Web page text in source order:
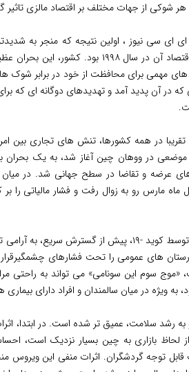
ای سی نیوز ، اولین نتیجه که منجر به
مالزی شد، رشد منفی ۷.۳۵ درصدی اقتصاد آن در
برای محافظت از خود در برابر شوک
که در آن پدید آمد و تهدیدهای دوگانه ای که
در همه کشورها، تنش های تجاری بین
موضعی در ووهان چین آغاز شد، به یک بحران
عرضه و تقاضا در سطح جهانی شد. در میان
ماه مارس رو به زوال رفت و فشار مالیاتی را
این شوک بهداشت عمومی ایجاد شده توسط کوید -۱۹، پیش از
های عمومی را تحت فشارهای
«موج سوم این سونامی» می تواند به راحتی
به ویژه در میان سالمندان و افراد دارای
به رشد سلامت، عمیق تر شده است. در ابتدا،
از لحاظ بازاری به چین بسیار نزدیک
توجه گردشگران. اثرات منفی این ویروس